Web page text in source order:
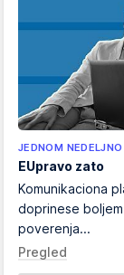
JEDNOM
EUpravo zato
Komunikaciona
doprinese
poverenja...
Pregled